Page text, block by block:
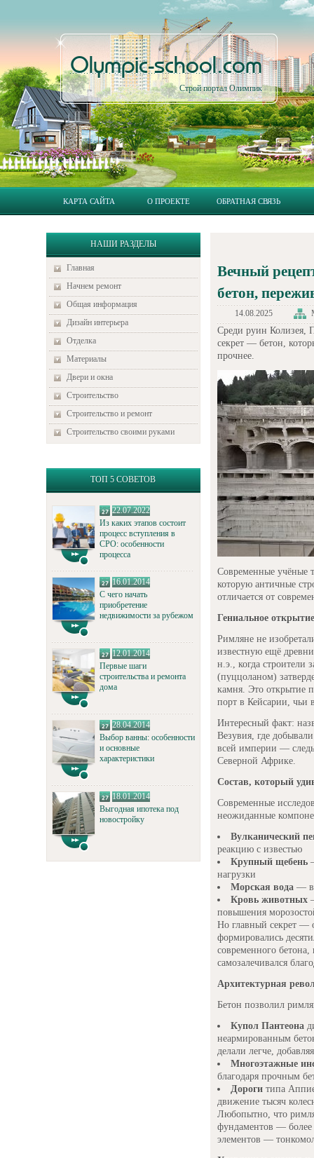
Olympic-school.com
Строй портал Олимпик
КАРТА САЙТА О ПРОЕКТЕ ОБРАТНАЯ СВЯЗЬ
НАШИ РАЗДЕЛЫ
Главная
Начнем ремонт
Общая информация
Дизайн интерьера
Отделка
Материалы
Двери и окна
Строительство
Строительство и ремонт
Строительство своими руками
ТОП 5 СОВЕТОВ
22.07.2022
Из каких этапов состоит
процесс вступления в
СРО: особенности
процесса
16.01.2014
С чего начать
приобретение
недвижимости за рубежом
12.01.2014
Первые шаги
строительства и ремонта
дома
28.04.2014
Выбор ванны: особенности
и основные
характеристики
18.01.2014
Выгодная ипотека под
новостройку
Вечный
бетон,
14.08.2025
Среди руин Колизея,
секрет — бетон,
прочнее.
Современные учёные
которую античные
отличается от
Гениальное
Римляне не
известную ещё
н.э., когда строители
(пуццоланом)
камня. Это открытие
порт в Кейсарии, чьи
Интересный факт:
Везувия, где
всей империи —
Северной Африке.
Состав, который
Современные
неожиданные
Вулканический
реакцию с известью
Крупный щебень
нагрузки
Морская вода — в
Кровь животных
повышения
Но главный секрет —
формировались
современного
самозалечивался
Архитектурная
Бетон позволил
Купол Пантеона
неармированным
делали легче,
Многоэтажные
благодаря прочным
Дороги типа
движение тысяч
Любопытно, что
фундаментов — более
элементов —